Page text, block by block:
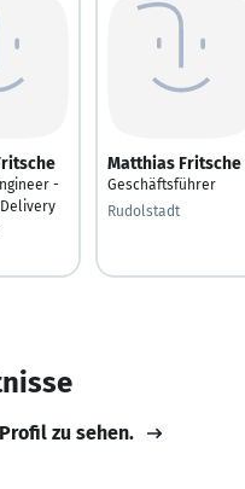
-
Matthias Fritsche
Geschäftsführer
Rudolstadt
zu sehen.